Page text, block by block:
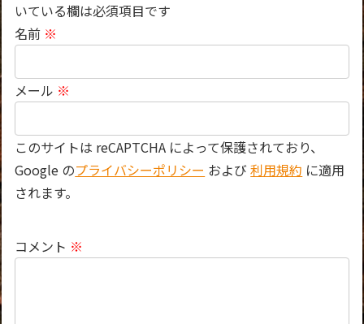
いている欄は必須項目です
名前 ※
メール ※
このサイトは reCAPTCHA によって保護されており、
Google のプライバシーポリシー および利用規約 に適用
されます。
コメント ※